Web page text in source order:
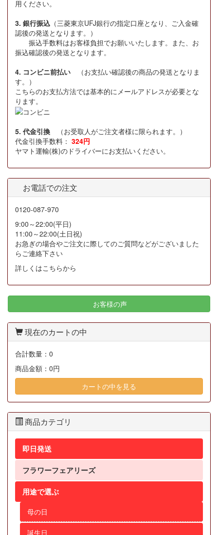
用ください。
3. 銀行振込 （三菱東京UFJ銀行の指定口座となり、ご入金確
認後の発送となります。）
振込手数料はお客様負担でお願いいたします。また、お
振込確認後の発送となります。
4. コンビニ前払い （お支払い確認後の商品の発送となりま
す。）
こちらのお支払方法では基本的にメールアドレスが必要とな
ります。
5. 代金引換 （お受取人がご注文者様に限られます。）
代金引換手数料： 324円
ヤマト運輸(株)のドライバーにお支払いください。
お電話での注文
0120-087-970
9:00～22:00(平日)
11:00～22:00(土日祝)
お急ぎの場合やご注文に際してのご質問などがございました
らご連絡下さい
詳しくはこちらから
お客様の声
現在のカートの中
合計数量： 0
商品金額： 0円
カートの中を見る
商品カテゴリ
即日発送
フラワーフェアリーズ
用途で選ぶ
母の日
誕生日